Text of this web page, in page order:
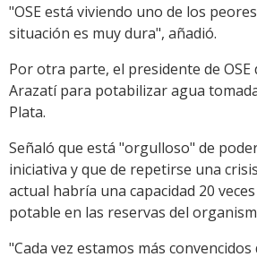
"OSE está viviendo uno de los
situación es muy dura", añadió.
Por otra parte, el presidente de
Arazatí para potabilizar agua
Plata.
Señaló que está "orgulloso" de
iniciativa y que de repetirse una
actual habría una capacidad 20
potable en las reservas del
"Cada vez estamos más